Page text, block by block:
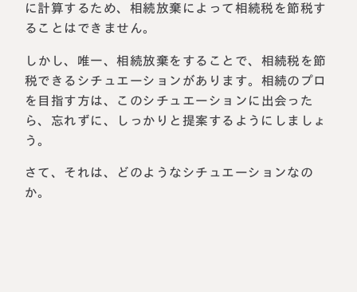
よくある質問
私たちについて
選ばれる理由
に計算するため、相続放棄によって相続税を節税す
ることはできません。
しかし、唯一、相続放棄をすることで、相続税を節
税できるシチュエーションがあります。相続のプロ
を目指す方は、このシチュエーションに出会った
ら、忘れずに、しっかりと提案するようにしましょ
う。
さて、それは、どのようなシチュエーションなの
か。